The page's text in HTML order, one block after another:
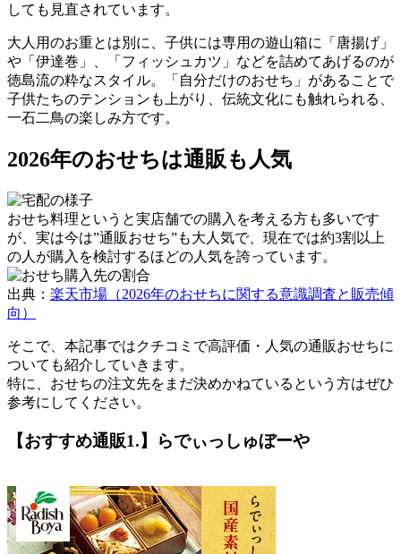
しても見直されています。
大人用のお重とは別に、子供には専用の遊山箱に「唐揚げ」
や「伊達巻」、「フィッシュカツ」などを詰めてあげるのが
徳島流の粋なスタイル。「自分だけのおせち」があることで
子供たちのテンションも上がり、伝統文化にも触れられる、
一石二鳥の楽しみ方です。
2026年のおせちは通販も人気
おせち料理というと実店舗での購入を考える方も多いです
が、実は今は”通販おせち”も大人気で、現在では約3割以上
の人が購入を検討するほどの人気を誇っています。
出典： 楽天市場（2026年のおせちに関する意識調査と販売傾
向）
そこで、本記事ではクチコミで高評価・人気の通販おせちに
ついても紹介していきます。
特に、おせちの注文先をまだ決めかねているという方はぜひ
参考にしてください。
【おすすめ通販1.】らでぃっしゅぼーや